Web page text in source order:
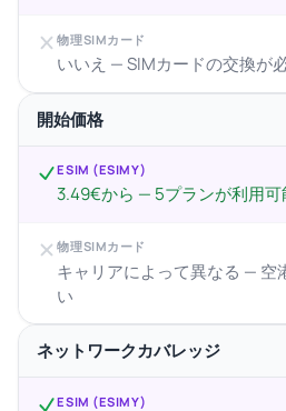
物理SIMカード
いいえ — SIMカードの交換が
開始価格
ESIM (ESIMY)
3.49€から — 5プランが利用可
物理SIMカード
キャリアによって異なる — 空
い
ネットワークカバレッジ
ESIM (ESIMY)